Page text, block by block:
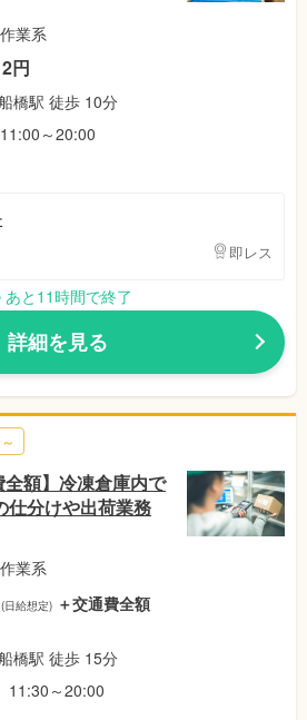
業系
円
橋駅 徒歩 10分
～20:00
即レス
あと11時間で終了
詳細を見る
全額】冷凍倉庫内で
仕分けや出荷業務
業系
(日給想定) ＋交通費全額
橋駅 徒歩 15分
11:30～20:00